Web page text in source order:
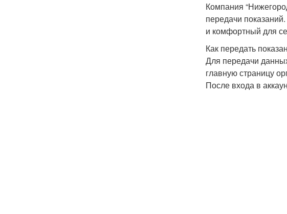
Компания
передачи
и комфортный для
Как передать
Для передачи
главную страницу
После входа в